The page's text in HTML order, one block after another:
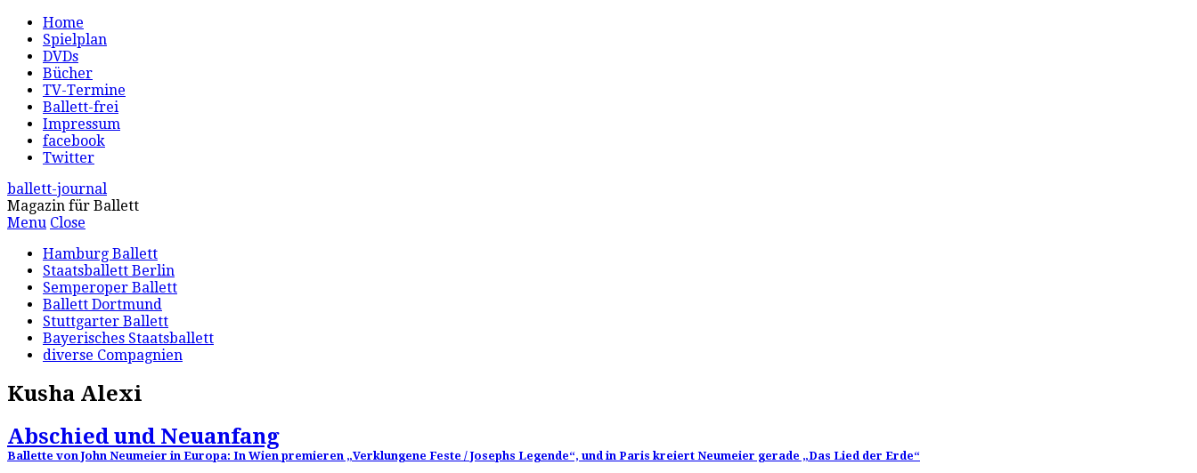
Home
Spielplan
DVDs
Bücher
TV-Termine
Ballett-frei
Impressum
facebook
Twitter
ballett-journal
Magazin für Ballett
Menu Close
Hamburg Ballett
Staatsballett Berlin
Semperoper Ballett
Ballett Dortmund
Stuttgarter Ballett
Bayerisches Staatsballett
diverse Compagnien
Kusha Alexi
Abschied und Neuanfang
Ballette von John Neumeier in Europa: In Wien premieren „Verklungene Feste / Josephs Legende“, und in Paris kreiert Neumeier gerade „Das Lied der Erde“